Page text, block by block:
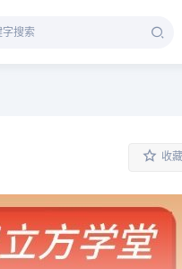
收藏